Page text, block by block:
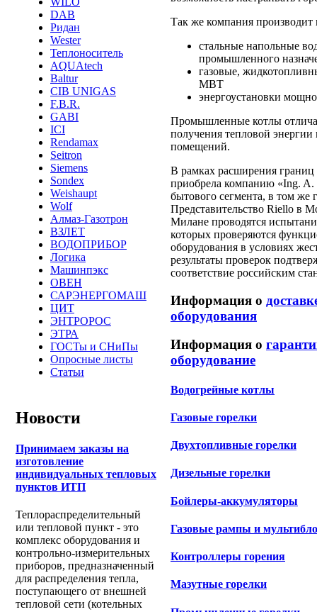
DAB
Ридан
Wester
Теплоноситель
AQUAtech
Baltur
CIB UNIGAS
F.B.R.
GABI
ICI
Rendamax
Seitron
Siemens
Sondex
Weishaupt
Wolf
Алмаз-Газотрон
ВЗЛЕТ
ВОДОПРИБОР
Логика
Машинпэкс
ОВЕН
САРЭНЕРГОМАШ
ЦИТ
ЭНТРОРОС
ЭТРА
ГОСТы и СНиПы
Опросные листы
Статьи
Новости
Принимаем заказы на
изготовление
индивидуальных тепловых
пунктов ИТП
Теплораспределительный
или тепловой пункт - это
комплекс оборудования и
контрольно-измерительных
приборов, предназначенный
для распределения тепла,
поступающего от внешней
тепловой сети (котельных
Так же компания
стальные напольные
промышленного
газовые,
МВТ
энергоустановки
Промышленные котлы
получения тепловой
помещений.
В рамках расширения границ
приобрела компанию «Ing. A.
бытового сегмента, в том же
Представительство Riello в
Милане проводятся
которых проверяются
оборудования в условиях
результаты проверок
соответствие российским
Информация о
оборудования
Информация о
оборудование
Водогрейные котлы
Газовые горелки
Двухтопливные горелки
Дизельные горелки
Бойлеры-аккумуляторы
Газовые рампы и
Контроллеры горения
Мазутные горелки